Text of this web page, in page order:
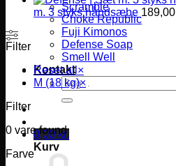
Scramble
Choke Republic
Fuji Kimonos
Defense Soap
Smell Well
Kontakt
Søg
efter:
0,00 kr.
Kurv
m. 3 styks håndsæbe 189,00
Filter
Reset all ×
M (18 kg)×
Filter
0 vare found
Farve